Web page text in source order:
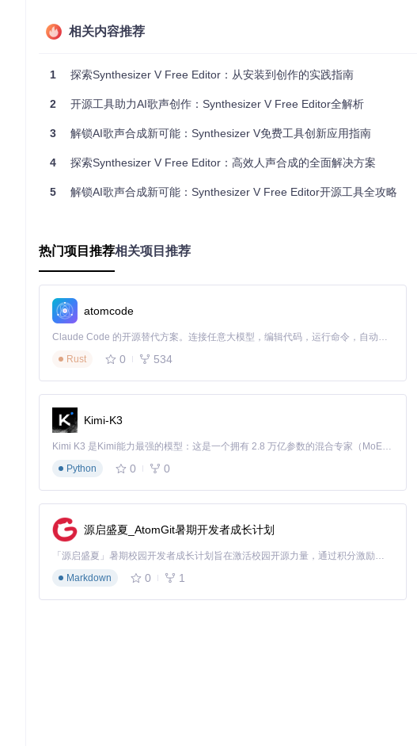
首次启动设置
选择界面语言（支持中文简体）
设置默认项目路径
调整界面缩放比例以适应你的显示器
🎛️ 提示：建议将常用的工作目录设置为默认项目路径，这样可以快速访问
界面布局解析
菜单栏
：包含所有功能菜单
工具栏：常用功能的快捷按钮
音轨区域：显示和编辑音轨的主要工作区
钢琴卷帘：用于音符编辑的可视化界面
参数面板
：调整音频参数的控制面板
状态栏
掌握核心功能
项目文件管理
Synthesizer V Free Editor使用
新建项目：通过"文件"→"新建"创建空白项目
打开项目：直接双击
.s5p文件或通过软件菜单打开
保存项目：使用"文件"→"保存"或"另存为"命令
创建和编辑音轨是语音合成的基础操作：
右键点击音轨区域，选择"新建音轨"
拖放音源到音轨上，或直接输入文本
使用钢琴卷帘调整音符的音高、时长和强度
相关内容推荐
1 探索Synthesizer V Free Editor：从安装到创作的实践指南
2 开源工具助力AI歌声创作：Synthesizer V Free Editor全解析
3 解锁AI歌声合成新可能：Synthesizer V免费工具创新应用指南
4 探索Synthesizer V Free Editor：高效人声合成的全面解决方案
5 解锁AI歌声合成新可能：Synthesizer V Free Editor开源工具全攻略
热门项目推荐相关项目推荐
atomcode
Claude Code 的开源替代方案。连接任意大模型，编辑代码，运行命令，自动验证 — 全自动执行。用 Rust 构建，极致性能。 ｜ An open-source alternative to Claude Code. Connect any LLM, edit code, run commands, and verify changes — autonomously. Built in Rust for speed. Get Started
Rust
0 534
Kimi-K3
Kimi K3 是Kimi能力最强的模型：这是一个拥有 2.8 万亿参数的混合专家（MoE）模型，具备原生视觉理解能力，并支持 100 万 token 的上下文窗口。
Python
0 0
源启盛夏_AtomGit暑期开发者成长计划
「源启盛夏」暑期校园开发者成长计划旨在激活校园开源力量，通过积分激励、认证扶持、资源倾斜等形式，引导高校组织和开发者完成「入驻 — 建项目 — 做贡献 — 获认证 — 得资源」的完整闭环。无论你是想带领社团入驻平台的组织者，还是希望用代码贡献证明自己的开发者，都能在这里找到属于你的成长路径。
Markdown
0 1